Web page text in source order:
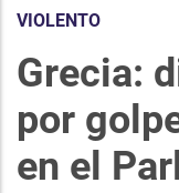
VIOLENTO
Grecia:
por
en el